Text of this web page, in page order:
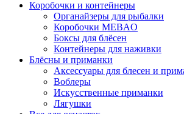
Коробочки и контейнеры
Органайзеры для рыбалки
Коробочки MEBAO
Боксы для блёсен
Контейнеры для наживки
Блёсны и приманки
Аксессуары для блесен и
Воблеры
Искусственные приманки
Лягушки